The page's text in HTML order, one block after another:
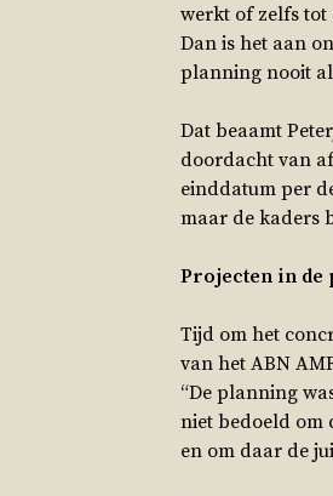
werkt of zelfs tot
Dan is het aan
planning nooit
Dat beaamt
doordacht van
einddatum per
maar de kaders
Projecten in
Tijd om het
van het ABN
“De planning
niet bedoeld om
en om daar de